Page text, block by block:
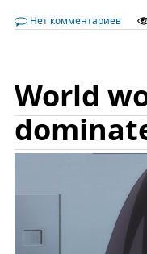
Нет комментариев
World